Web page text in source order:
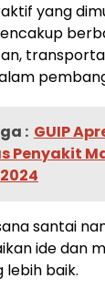
yang
: GUIP
Penyakit
santai
ide dan
lebih baik.